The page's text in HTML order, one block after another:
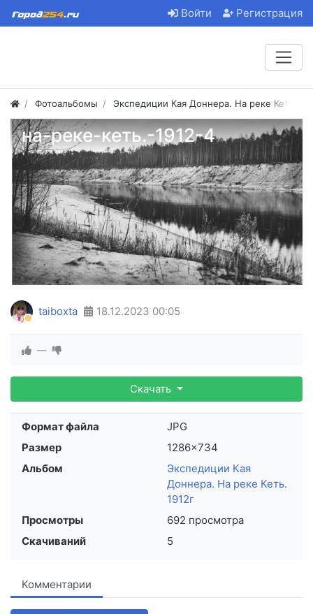
Войти Регистрация
Фотоальбомы Экспедиции Кая Доннера. На реке Кеть.
на-реке-кеть.-1912-4
taiboxta 18.12.2023 00:05
—
Скачать
Формат файла
JPG
Размер
1286×734
Альбом
Экспедиции Кая
Доннера. На реке Кеть.
1912г
Просмотры
692 просмотра
Скачиваний
5
Комментарии